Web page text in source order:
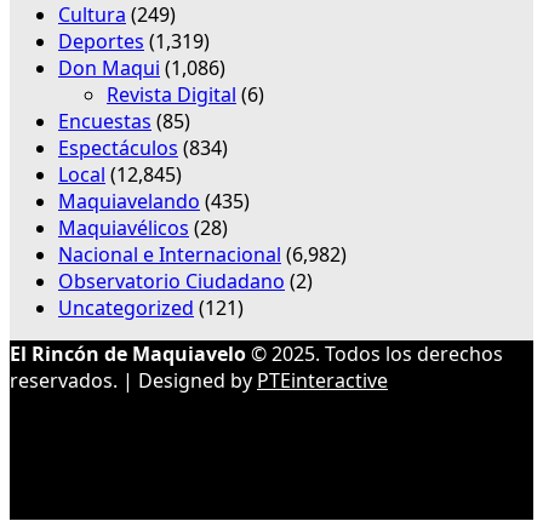
Cultura (249)
Deportes (1,319)
Don Maqui (1,086)
Revista Digital (6)
Encuestas (85)
Espectáculos (834)
Local (12,845)
Maquiavelando (435)
Maquiavélicos (28)
Nacional e Internacional (6,982)
Observatorio Ciudadano (2)
Uncategorized (121)
El Rincón de Maquiavelo© 2025. Todos los derechos
reservados. | Designed by PTEinteractive